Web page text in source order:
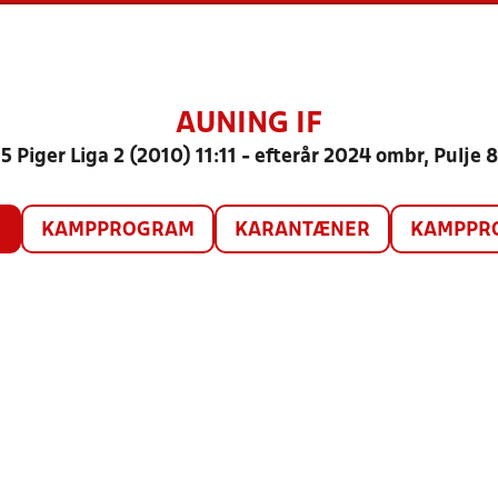
AUNING IF
Piger Liga 2 (2010) 11:11 - efterår 2024 ombr, Pulje
KAMPPROGRAM KARANTÆNER